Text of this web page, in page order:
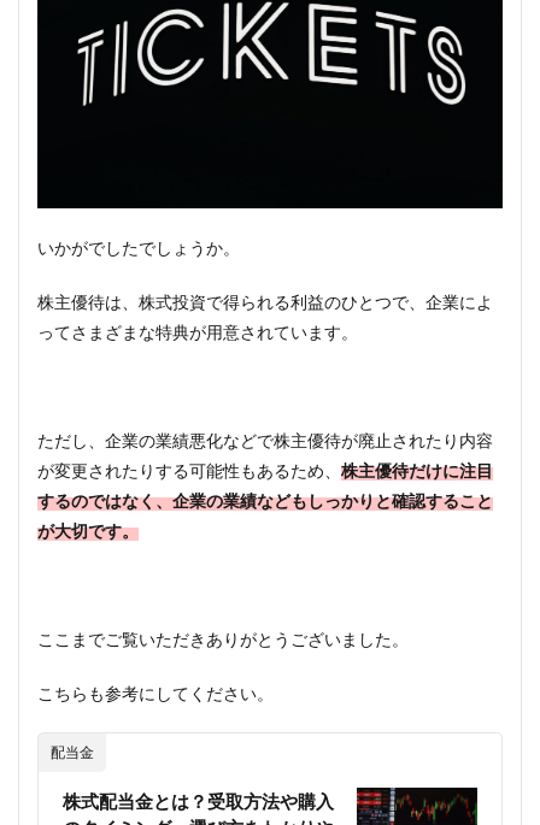
いかがでしたでしょうか。
株主優待は、株式投資で得られる利益のひとつで、企業によ
ってさまざまな特典が用意されています。
ただし、企業の業績悪化などで株主優待が廃止されたり内容
が変更されたりする可能性もあるため、 株主優待だけに注目
するのではなく、企業の業績などもしっかりと確認すること
が大切です。
ここまでご覧いただきありがとうございました。
こちらも参考にしてください。
配当金
株式配当金とは？受取方法や購入